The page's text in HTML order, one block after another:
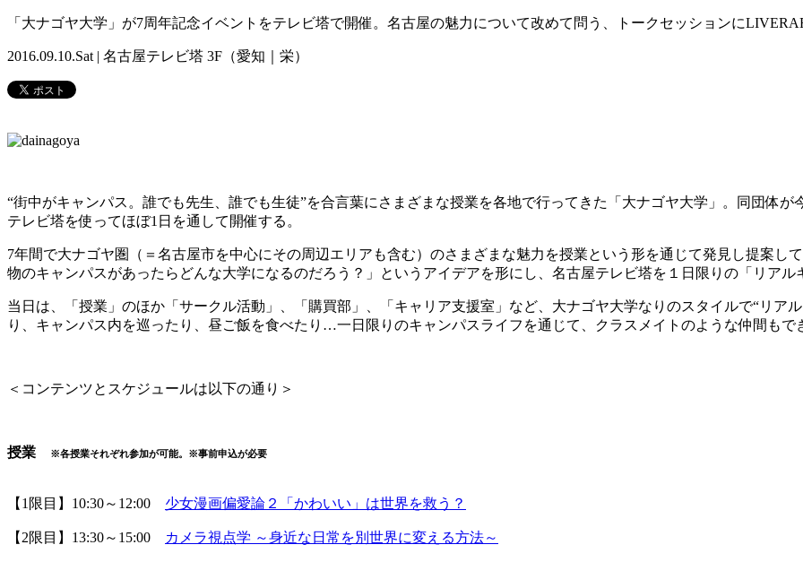
「大ナゴヤ大学」が7周年記念イベントをテレビ塔で開催。名古屋の魅力について改めて問う、トークセッションに
2016.09.10.Sat | 名古屋テレビ塔 3F（愛知｜栄）
“街中がキャンパス。誰でも先生、誰でも生徒”を合言葉にさまざまな授業を各地で行ってきた「大ナゴヤ大学」。同団体
テレビ塔を使ってほぼ1日を通して開催する。
7年間で大ナゴヤ圏（＝名古屋市を中心にその周辺エリアも含む）のさまざまな魅力を授業という形を通じて発見し提案して
物のキャンパスがあったらどんな大学になるのだろう？」というアイデアを形にし、名古屋テレビ塔を１日限りの「リアル
当日は、「授業」のほか「サークル活動」、「購買部」、「キャリア支援室」など、大ナゴヤ大学なりのスタイルで“リア
り、キャンパス内を巡ったり、昼ご飯を食べたり…一日限りのキャンパスライフを通じて、クラスメイトのような仲間もで
＜コンテンツとスケジュールは以下の通り＞
授業 ※各授業それぞれ参加が可能。※事前申込が必要
【1限目】10:30～12:00 少女漫画偏愛論２「かわいい」は世界を救う？
【2限目】13:30～15:00 カメラ視点学 ～身近な日常を別世界に変える方法～